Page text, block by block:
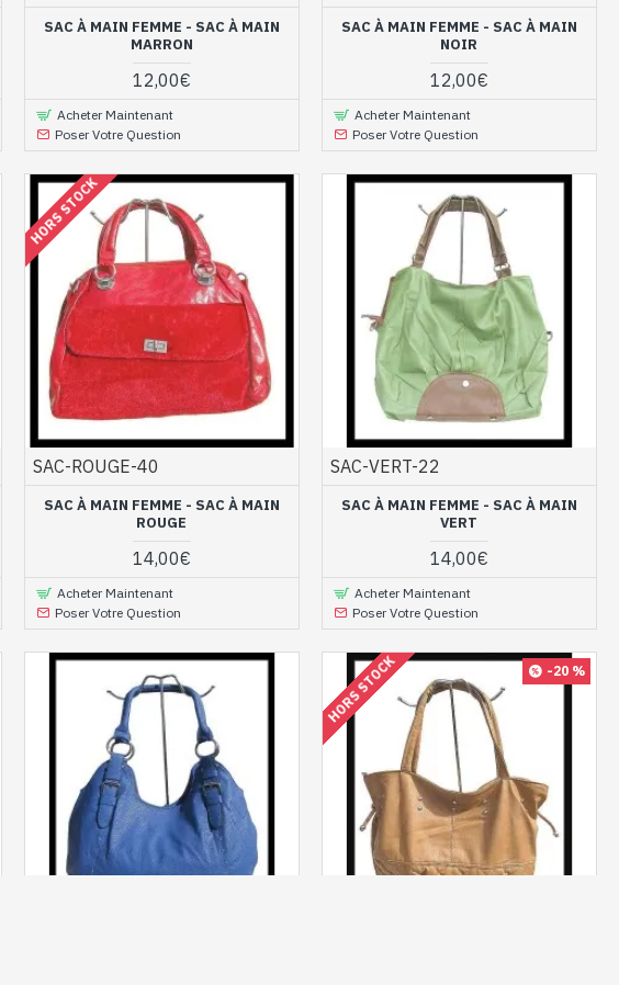
SAC À MAIN FEMME - SAC À MAIN
MARRON
12,00€
Acheter Maintenant
Poser Votre Question
SAC À MAIN FEMME - SAC À MAIN
NOIR
12,00€
Acheter Maintenant
Poser Votre Question
HORS STOCK
SAC-ROUGE-40
SAC À MAIN FEMME - SAC À MAIN
ROUGE
14,00€
Acheter Maintenant
Poser Votre Question
SAC-VERT-22
SAC À MAIN FEMME - SAC À MAIN
VERT
14,00€
Acheter Maintenant
Poser Votre Question
-20 %
HORS STOCK